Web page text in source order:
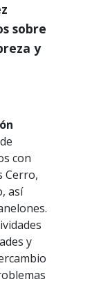
sobre
y
con
Cerro,
así
y